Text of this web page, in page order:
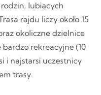
rodzin, lubiących
rajdu liczy około 15
okoliczne dzielnice
bardzo rekreacyjne (10
i najstarsi uczestnicy
trasy.